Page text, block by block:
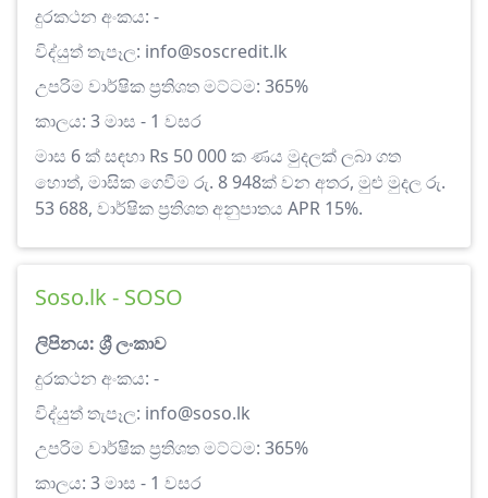
දුරකථන අංකය: -
විද්යුත් තැපෑල: info@soscredit.lk
උපරිම වාර්ෂික ප්‍රතිශත මට්ටම: 365%
කාලය: 3 මාස - 1 වසර
මාස 6 ක් සඳහා Rs 50 000 ක ණය මුදලක් ලබා ගත
හොත්, මාසික ගෙවීම රු. 8 948ක් වන අතර, මුළු මුදල රු.
53 688, වාර්ෂික ප්‍රතිශත අනුපාතය APR 15%.
Soso.lk - SOSO
ලිපිනය: ශ්‍රී ලංකාව
දුරකථන අංකය: -
විද්යුත් තැපෑල: info@soso.lk
උපරිම වාර්ෂික ප්‍රතිශත මට්ටම: 365%
කාලය: 3 මාස - 1 වසර